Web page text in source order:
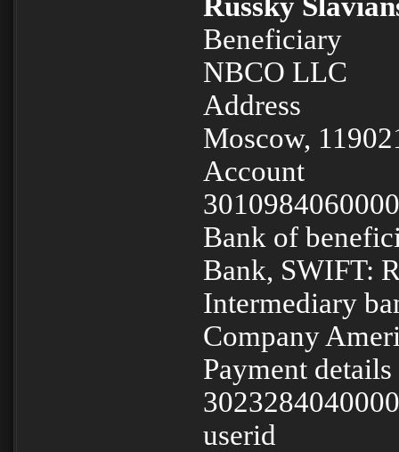
Beneficiary
NBCO LLC
Address 16
Moscow,
Bank of
Bank, SWIFT:
Intermediary
Company
Payment
userid